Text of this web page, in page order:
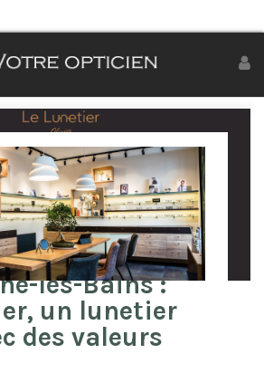
opticien à
les-Bains :
un lunetier
des valeurs